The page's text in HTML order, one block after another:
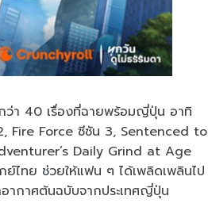
ว่า 40 เรื่องที่ฉายพร้อมญี่ปุ่น อาทิ
Fire Force ซีซัน 3, Sentenced to
Daily Grind at Age
ไทย ช่วยให้แฟน ๆ ได้เพลิดเพลินไป
ากาศต้นฉบับจากประเทศญี่ปุ่น